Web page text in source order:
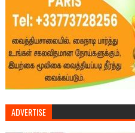
ADVERTISE